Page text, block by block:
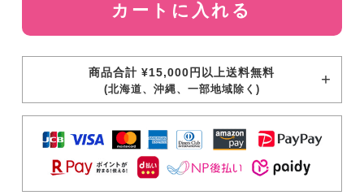
カートに入れる
商品合計 ¥15,000円以上送料無料
(北海道、沖縄、一部地域除く)